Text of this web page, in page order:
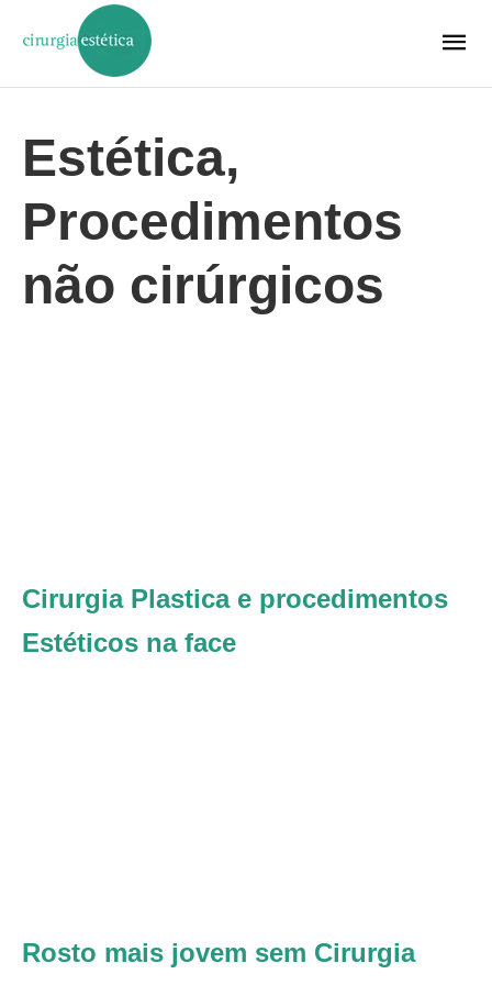
Estética,
Procedimentos
não cirúrgicos
Cirurgia Plastica e procedimentos
Estéticos na face
Rosto mais jovem sem Cirurgia